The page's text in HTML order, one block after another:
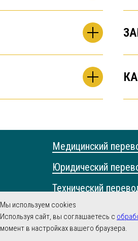
Медицинский
Юридический
Технический
Научный перевод
Устный перевод
Мы используем cookies
Используя сайт, вы соглашаетесь с
момент в настройках вашего браузера.